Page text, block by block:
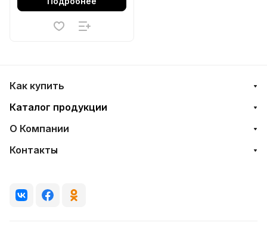
Как купить
Каталог продукции
О Компании
Контакты